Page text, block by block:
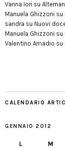
Vanna Iori su
Manuela Ghizzoni su
sandra su Nuovi
Manuela Ghizzoni su
Valentino Amadio su
CALENDARIO
GENNAIO 2012
L M